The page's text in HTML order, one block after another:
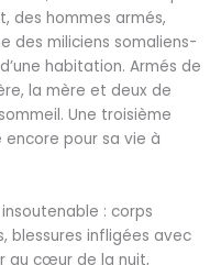
des hommes armés,
des miliciens somaliens-
habitation. Armés de
la mère et deux de
Une troisième
pour sa vie à
: corps
blessures infligées avec
au cœur de la nuit,